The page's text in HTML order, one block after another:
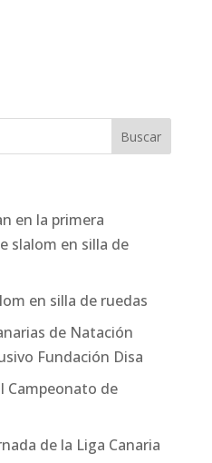
en la primera
slalom en silla de
en silla de ruedas
de Natación
Fundación Disa
Campeonato de
de la Liga Canaria